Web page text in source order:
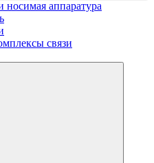
носимая аппаратура
связи